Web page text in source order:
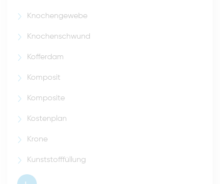
Knochengewebe
Knochenschwund
Kofferdam
Komposit
Komposite
Kostenplan
Krone
Kunststofffüllung